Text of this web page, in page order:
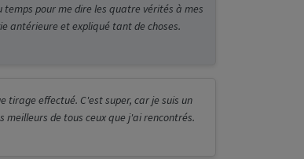
pour me dire les quatre vérités à mes
antérieure et expliqué tant de choses.
tirage effectué. C'est super, car je suis un
de tous ceux que j'ai rencontrés.